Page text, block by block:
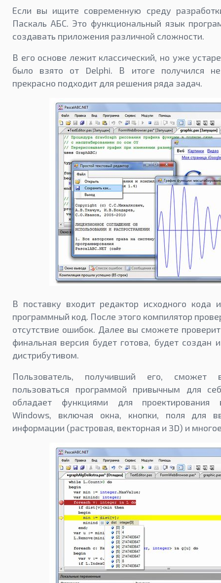
Если вы ищите современную среду
Паскаль АБС. Это функциональный язык
создавать приложения различной сложности.
В его основе лежит классический, но уже
было взято от Delphi. В итоге получился
прекрасно подходит для решения ряда задач.
В поставку входит редактор исходного кода
программный код. После этого компилятор
отсутствие ошибок. Далее вы сможете
финальная версия будет готова, будет создан
дистрибутивом.
Пользователь, получивший его, сможет
пользоваться программой привычным для
обладает функциями для проектирования
Windows, включая окна, кнопки, поля для
информации (растровая, векторная и 3D) и